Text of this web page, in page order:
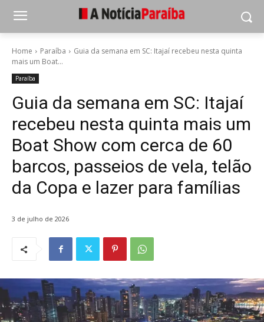
Home Paraíba
Guia da semana em SC: Itajaí recebeu nesta quinta
mais um Boat...
Paraíba
Guia da semana em SC: Itajaí
recebeu nesta quinta mais um
Boat Show com cerca de 60
barcos, passeios de vela, telão
da Copa e lazer para famílias
3 de julho de 2026